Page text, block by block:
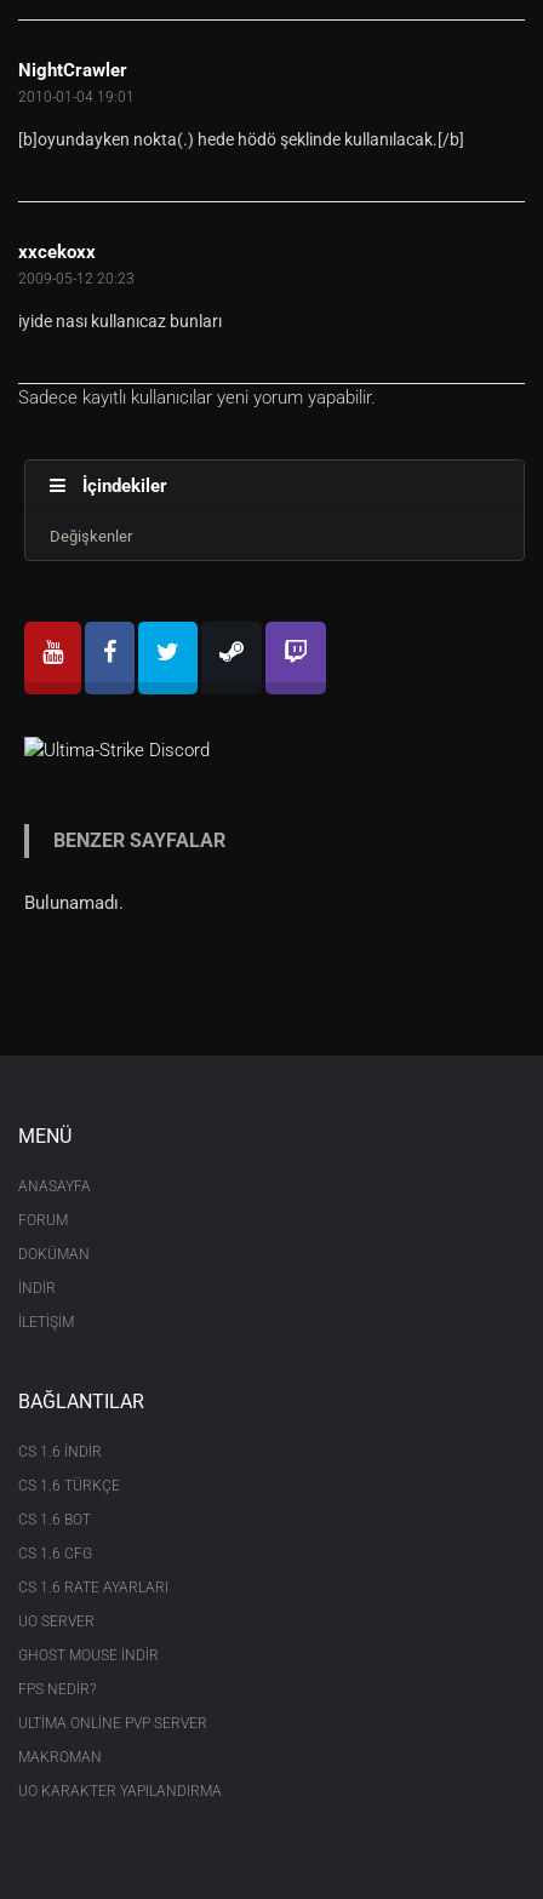
NightCrawler
2010-01-04 19:01
[b]oyundayken nokta(.) hede hödö şeklinde kullanılacak.[/b]
xxcekoxx
2009-05-12 20:23
iyide nası kullanıcaz bunları
Sadece kayıtlı kullanıcılar yeni yorum yapabilir.
İçindekiler
Değişkenler
BENZER SAYFALAR
Bulunamadı.
MENÜ
ANASAYFA
FORUM
DOKÜMAN
İNDİR
İLETİŞİM
BAĞLANTILAR
CS 1.6 INDIR
CS 1.6 TÜRKÇE
CS 1.6 BOT
CS 1.6 CFG
CS 1.6 RATE AYARLARI
UO SERVER
GHOST MOUSE INDIR
FPS NEDIR?
ULTIMA ONLINE PVP SERVER
MAKROMAN
UO KARAKTER YAPILANDIRMA